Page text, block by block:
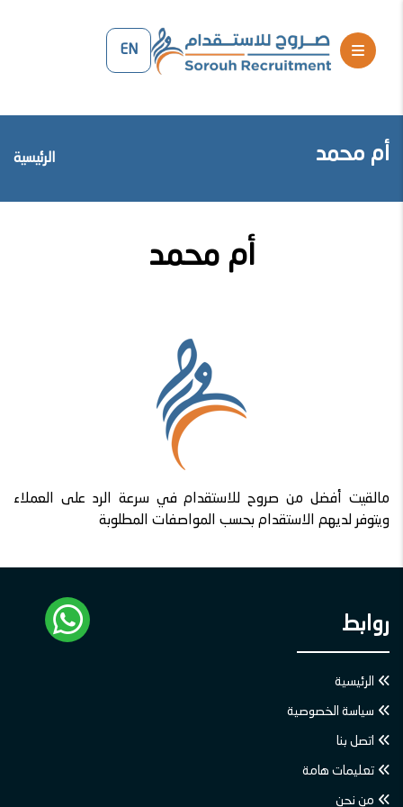
EN
أم محمد الرئيسية
أم محمد
مالقيت أفضل من صروح للاستقدام في سرعة الرد على العملاء
ويتوفر لديهم الاستقدام بحسب المواصفات المطلوبة
روابط
الرئيسية
سياسة الخصوصية
اتصل بنا
تعليمات هامة
من نحن